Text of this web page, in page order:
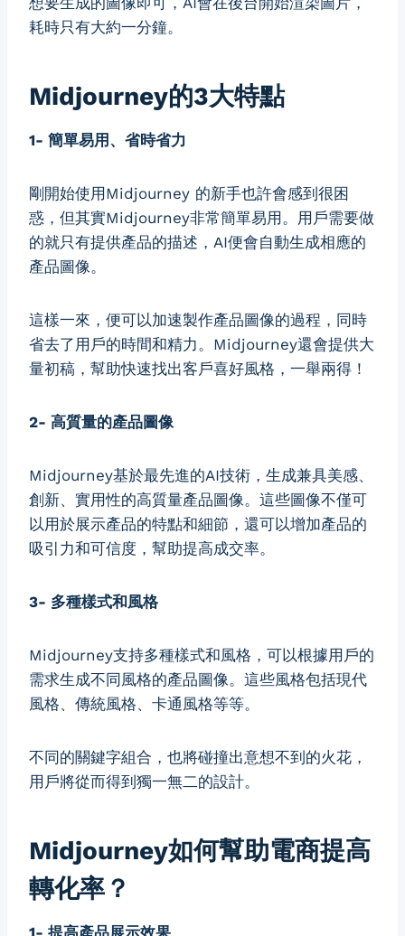
耗時只有大約一分鐘。
Midjourney的3大特點
1- 簡單易用、省時省力
剛開始使用Midjourney 的新手也許會感到很困
惑，但其實Midjourney非常簡單易用。用戶需要做
的就只有提供產品的描述，AI便會自動生成相應的
產品圖像。
這樣一來，便可以加速製作產品圖像的過程，同時
省去了用戶的時間和精力。Midjourney還會提供大
量初稿，幫助快速找出客戶喜好風格，一舉兩得！
2- 高質量的產品圖像
Midjourney基於最先進的AI技術，生成兼具美感、
創新、實用性的高質量產品圖像。這些圖像不僅可
以用於展示產品的特點和細節，還可以增加產品的
吸引力和可信度，幫助提高成交率。
3- 多種樣式和風格
Midjourney支持多種樣式和風格，可以根據用戶的
需求生成不同風格的產品圖像。這些風格包括現代
風格、傳統風格、卡通風格等等。
不同的關鍵字組合，也將碰撞出意想不到的火花，
用戶將從而得到獨一無二的設計。
Midjourney如何幫助電商提高
轉化率？